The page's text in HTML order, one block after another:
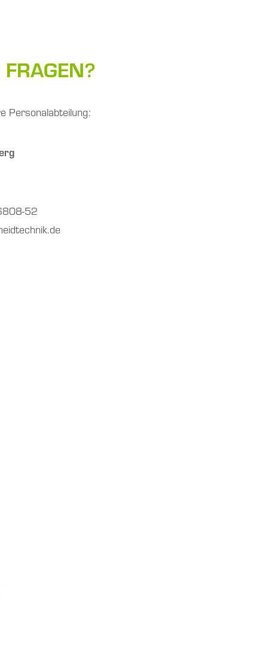
Personalabteilung:
52